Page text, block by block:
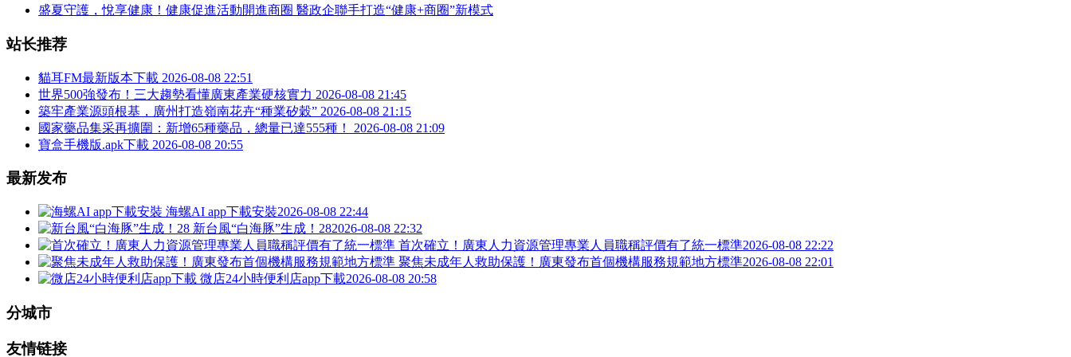
盛夏守護，悅享健康！健康促進活動開進商圈 醫政企聯手打造“健康+商圈”新模式
站长推荐
貓耳FM最新版本下載 2026-08-08 22:51
世界500強發布！三大趨勢看懂廣東產業硬核實力 2026-08-08 21:45
築牢產業源頭根基，廣州打造嶺南花卉“種業矽穀” 2026-08-08 21:15
國家藥品集采再擴圍：新增65種藥品，總量已達555種！
2026-08-08 21:09
寶盒手機版.apk下載 2026-08-08 20:55
最新发布
海螺AI app下載安裝2026-08-08 22:44
新台風“白海豚”生成！282026-08-08 22:32
首次確立！廣東人力資源管理專業人員職稱評價有了統一標準2026-08-08 22:22
聚焦未成年人救助保護！廣東發布首個機構服務規範地方標準2026-08-08 22:01
微店24小時便利店app下載2026-08-08 20:58
分城市
友情链接